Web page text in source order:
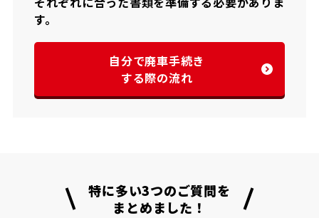
す。
自分で廃車手続き
する際の流れ
特に多い3つのご質問を
まとめました！